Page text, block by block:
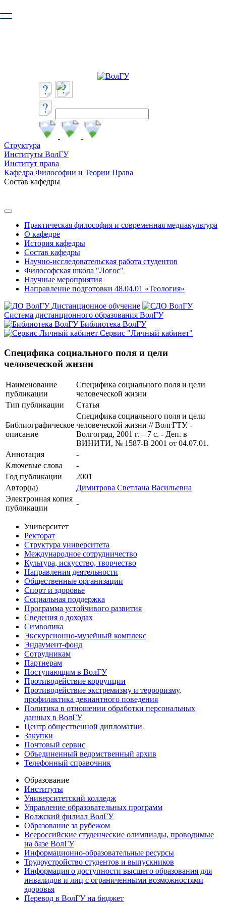
безопасную работу с сайтом. Пожалуйста
Структура
Институты ВолГУ
Институт права
Кафедра Философии и Теории Права
Состав кафедры
Практическая философия и современная медиакультура
О кафедре
История кафедры
Состав кафедры
Научно-исследовательская работа студентов
Философская школа "Логос"
Научные мероприятия
Направление подготовки 48.04.01 «Теология»
Дистанционное обучение
Система дистанционного образования ВолГУ
Библиотека ВолГУ
Сервис "Личный кабинет"
Специфика социального поля и цели
человеческой жизни
Наименование
публикации
Специфика социального поля и цели
человеческой жизни
Тип публикации
Статья
Библиографическое
описание
Специфика социального поля и цели
человеческой жизни // ВолгГТУ. -
Волгоград, 2001 г. – 7 с. - Деп. в
ВИНИТИ, № 1587-В 2001 от 04.07.01.
Аннотация
-
Ключевые cлова
-
Год публикации
2001
Автор(ы)
Димитрова Светлана Васильевна
Электронная копия
публикации
-
Университет
Ректорат
Структура университета
Международное сотрудничество
Культура, искусство, творчество
Направления деятельности
Общественные организации
Спорт и здоровье
Социальная поддержка
Программа устойчивого развития
Сведения о доходах
Символика
Экскурсионно-музейный комплекс
Эндаумент-фонд
Сотрудникам
Партнерам
Поступающим в ВолГУ
Противодействие коррупции
Противодействие экстремизму и терроризму,
профилактика девиантного поведения
Политика в отношении обработки персональных
данных в ВолГУ
Центр общественной дипломатии
Закупки
Почтовый сервис
Объединенный ведомственный архив
Телефонный справочник
Образование
Институты
Университетский колледж
Управление образовательных программ
Волжский филиал ВолГУ
Образование за рубежом
Всероссийские студенческие олимпиады, проводимые
на базе ВолГУ
Информационно-образовательные ресурсы
Трудоустройство студентов и выпускников
Информация о доступности высшего образования для
инвалидов и лиц с ограниченными возможностями
здоровья
Перевод в ВолГУ на бюджет